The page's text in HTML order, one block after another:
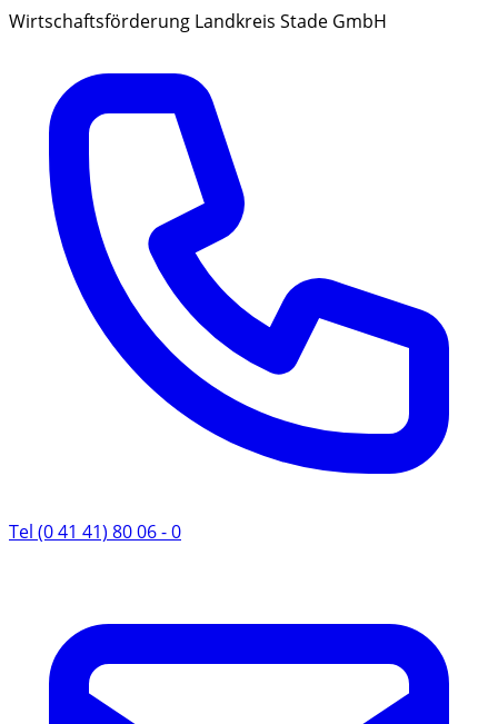
Wirtschaftsförderung Landkreis Stade GmbH
Tel (0 41 41) 80 06 - 0